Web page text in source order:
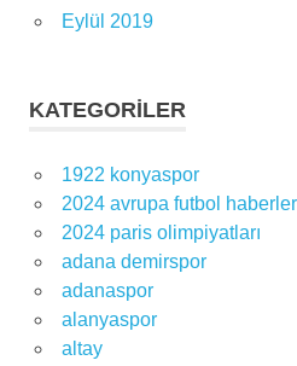
Eylül 2019
KATEGORILER
1922 konyaspor
2024 avrupa futbol
2024 paris olimpiyatları
adana demirspor
adanaspor
alanyaspor
altay